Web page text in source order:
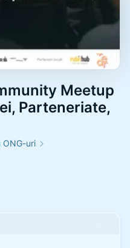
Meetup
Parteneriate,
ONG-uri